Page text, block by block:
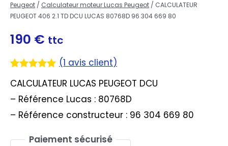
Peugeot / Calculateur moteur Lucas Peugeot / CALCULATEUR
PEUGEOT 406 2.1 TD DCU LUCAS 80768D 96 304 669 80
190 € ttc
sur 5
notation
client
(1 avis client)
CALCULATEUR LUCAS PEUGEOT DCU
– Référence Lucas : 80768D
– Référence constructeur : 96 304 669 80
Paiement sécurisé